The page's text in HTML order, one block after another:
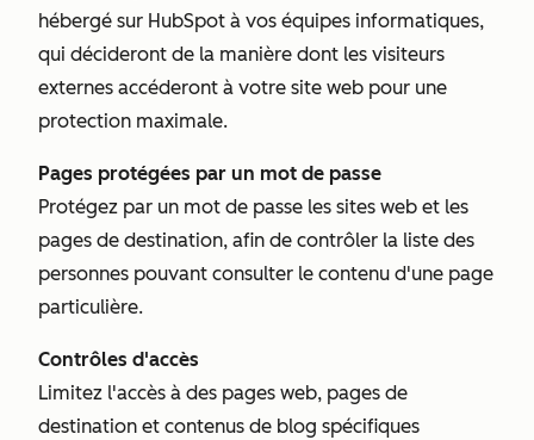
hébergé sur HubSpot à vos équipes informatiques,
qui décideront de la manière dont les visiteurs
externes accéderont à votre site web pour une
protection maximale.
Pages protégées par un mot de passe
Protégez par un mot de passe les sites web et les
pages de destination, afin de contrôler la liste des
personnes pouvant consulter le contenu d'une page
particulière.
Contrôles d'accès
Limitez l'accès à des pages web, pages de
destination et contenus de blog spécifiques